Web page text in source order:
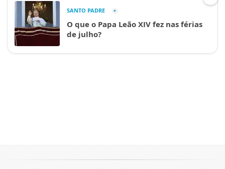
SANTO PADRE
O que o Papa Leão XIV fez nas férias
de julho?